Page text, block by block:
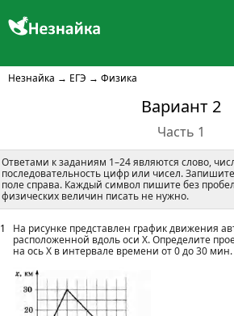
Незнайка → ЕГЭ → Физика
Вариант 2
Часть 1
Ответами к заданиям 1–24 являются слово,
последовательность цифр или чисел.
поле справа. Каждый символ пишите без
физических величин писать не нужно.
1
На рисунке представлен график движения
расположенной вдоль оси X. Определите
на ось X в интервале времени от 0 до 30 мин.